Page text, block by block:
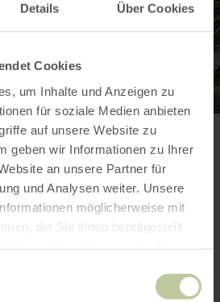
Details Über Cookies
Cookies
um Inhalte und Anzeigen zu
für soziale Medien anbieten
auf unsere Website zu
geben wir Informationen zu Ihrer
an unsere Partner für
und Analysen weiter. Unsere
möglicherweise mit
die Sie ihnen bereitgestellt